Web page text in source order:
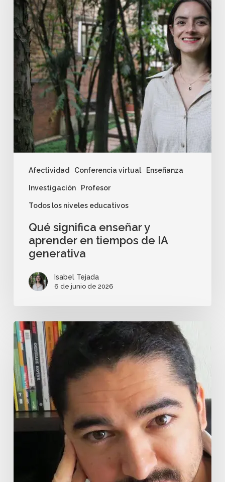
Afectividad Conferencia virtual Enseñanza
Investigación Profesor
Todos los niveles educativos
Qué significa enseñar y
aprender en tiempos de IA
generativa
Isabel Tejada
6 de junio de 2026